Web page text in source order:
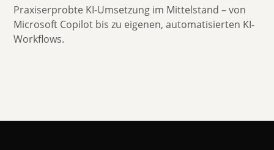
Praxiserprobte KI-Umsetzung im Mittelstand – von
Microsoft Copilot bis zu eigenen, automatisierten KI-
Workflows.